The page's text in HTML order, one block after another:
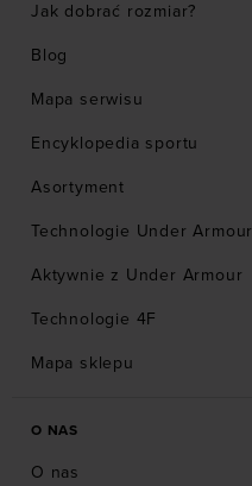
Jak dobrać rozmiar?
Blog
Mapa serwisu
Encyklopedia sportu
Asortyment
Technologie Under Armour
Aktywnie z Under Armour
Technologie 4F
Mapa sklepu
O NAS
O nas